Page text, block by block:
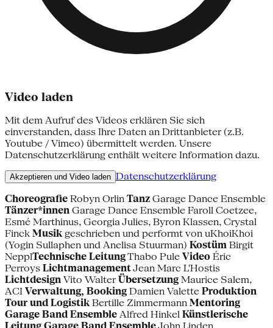
Video laden
Mit dem Aufruf des Videos erklären Sie sich
einverstanden, dass Ihre Daten an Drittanbieter (z.B.
Youtube / Vimeo) übermittelt werden. Unsere
Datenschutzerklärung enthält weitere Information dazu.
Akzeptieren und Video laden Datenschutzerklärung
Choreografie Robyn Orlin Tanz Garage Dance Ensemble
Tänzer*innen Garage Dance Ensemble Faroll Coetzee,
Esmé Marthinus, Georgia Julies, Byron Klassen, Crystal
Finck Musik geschrieben und performt von uKhoiKhoi
(Yogin Sullaphen und Anelisa Stuurman) Kostüm Birgit
NepplTechnische LeitungThabo Pule Video Éric
Perroys LichtmanagementJean Marc L'Hostis
Lichtdesign Vito Walter Übersetzung Maurice Salem,
ACI Verwaltung, Booking Damien Valette Produktion
Tour und Logistik Bertille Zimmermann Mentoring
Garage Band Ensemble Alfred Hinkel Künstlerische